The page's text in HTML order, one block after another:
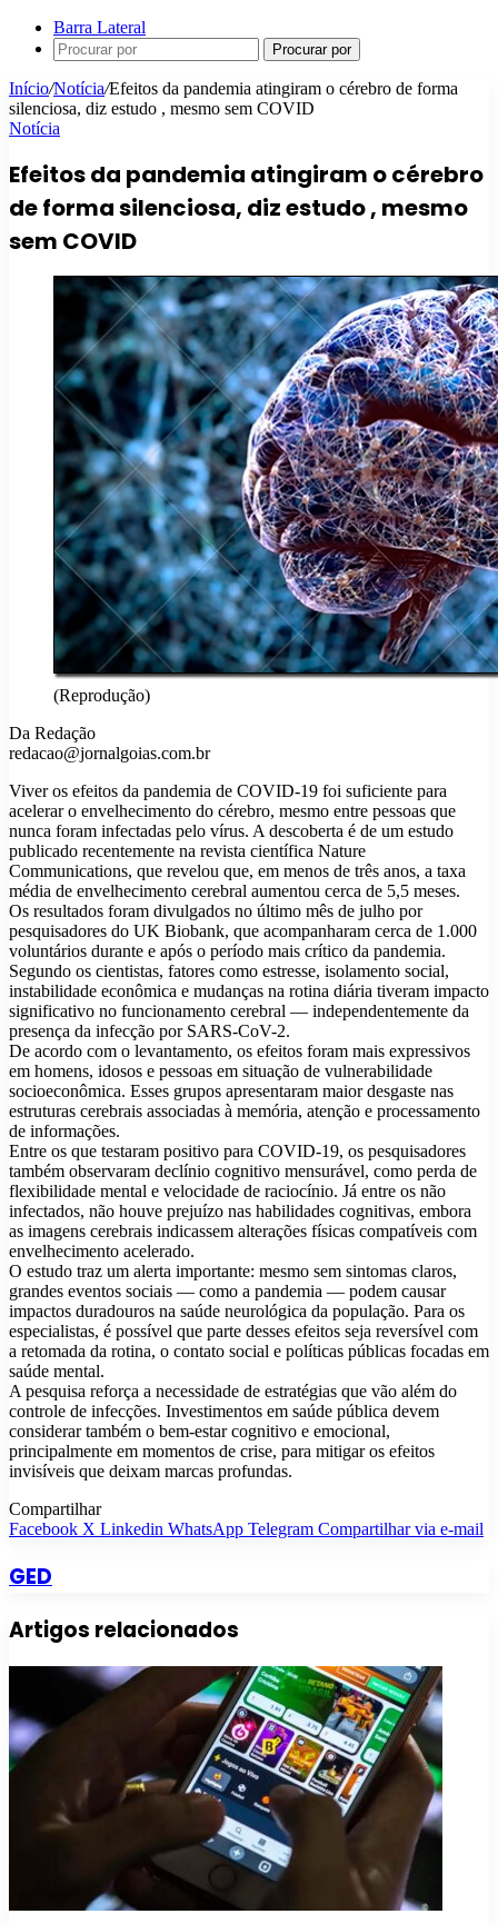
Barra Lateral
Procurar por
Início/Notícia/Efeitos da pandemia atingiram o cérebro de forma
silenciosa, diz estudo , mesmo sem COVID
Notícia
Efeitos da pandemia atingiram o cérebro
de forma silenciosa, diz estudo , mesmo
sem COVID
(Reprodução)
Da Redação
redacao@jornalgoias.com.br
Viver os efeitos da pandemia de COVID-19 foi suficiente para
acelerar o envelhecimento do cérebro, mesmo entre pessoas que
nunca foram infectadas pelo vírus. A descoberta é de um estudo
publicado recentemente na revista científica Nature
Communications, que revelou que, em menos de três anos, a taxa
média de envelhecimento cerebral aumentou cerca de 5,5 meses.
Os resultados foram divulgados no último mês de julho por
pesquisadores do UK Biobank, que acompanharam cerca de 1.000
voluntários durante e após o período mais crítico da pandemia.
Segundo os cientistas, fatores como estresse, isolamento social,
instabilidade econômica e mudanças na rotina diária tiveram impacto
significativo no funcionamento cerebral — independentemente da
presença da infecção por SARS-CoV-2.
De acordo com o levantamento, os efeitos foram mais expressivos
em homens, idosos e pessoas em situação de vulnerabilidade
socioeconômica. Esses grupos apresentaram maior desgaste nas
estruturas cerebrais associadas à memória, atenção e processamento
de informações.
Entre os que testaram positivo para COVID-19, os pesquisadores
também observaram declínio cognitivo mensurável, como perda de
flexibilidade mental e velocidade de raciocínio. Já entre os não
infectados, não houve prejuízo nas habilidades cognitivas, embora
as imagens cerebrais indicassem alterações físicas compatíveis com
envelhecimento acelerado.
O estudo traz um alerta importante: mesmo sem sintomas claros,
grandes eventos sociais — como a pandemia — podem causar
impactos duradouros na saúde neurológica da população. Para os
especialistas, é possível que parte desses efeitos seja reversível com
a retomada da rotina, o contato social e políticas públicas focadas em
saúde mental.
A pesquisa reforça a necessidade de estratégias que vão além do
controle de infecções. Investimentos em saúde pública devem
considerar também o bem-estar cognitivo e emocional,
principalmente em momentos de crise, para mitigar os efeitos
invisíveis que deixam marcas profundas.
Compartilhar
Facebook X Linkedin WhatsApp Telegram Compartilhar via e-mail
GED
Artigos relacionados